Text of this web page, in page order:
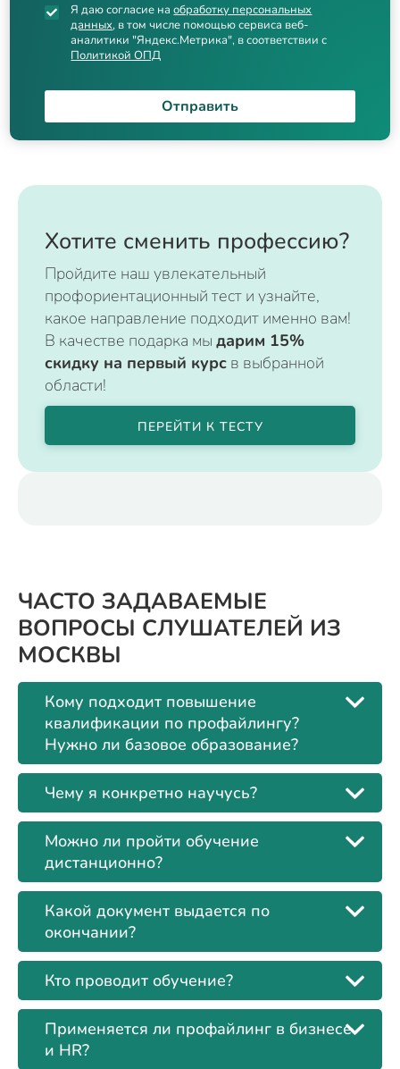
Я даю согласие наобработку персональных
данных, в том числе помощью сервиса веб-
аналитики "Яндекс.Метрика", в соответствии с
Политикой ОПД
Отправить
Хотите сменить профессию?
Пройдите наш увлекательный
профориентационный тест и узнайте,
какое направление подходит именно вам!
В качестве подарка мы дарим 15%
скидку на первый курс в выбранной
области!
ПЕРЕЙТИ К ТЕСТУ
ЧАСТО ЗАДАВАЕМЫЕ
ВОПРОСЫ СЛУШАТЕЛЕЙ ИЗ
МОСКВЫ
Кому подходит повышение
квалификации по профайлингу?
Нужно ли базовое образование?
Чему я конкретно научусь?
Можно ли пройти обучение
дистанционно?
Какой документ выдается по
окончании?
Кто проводит обучение?
Применяется ли профайлинг в бизнесе
и HR?